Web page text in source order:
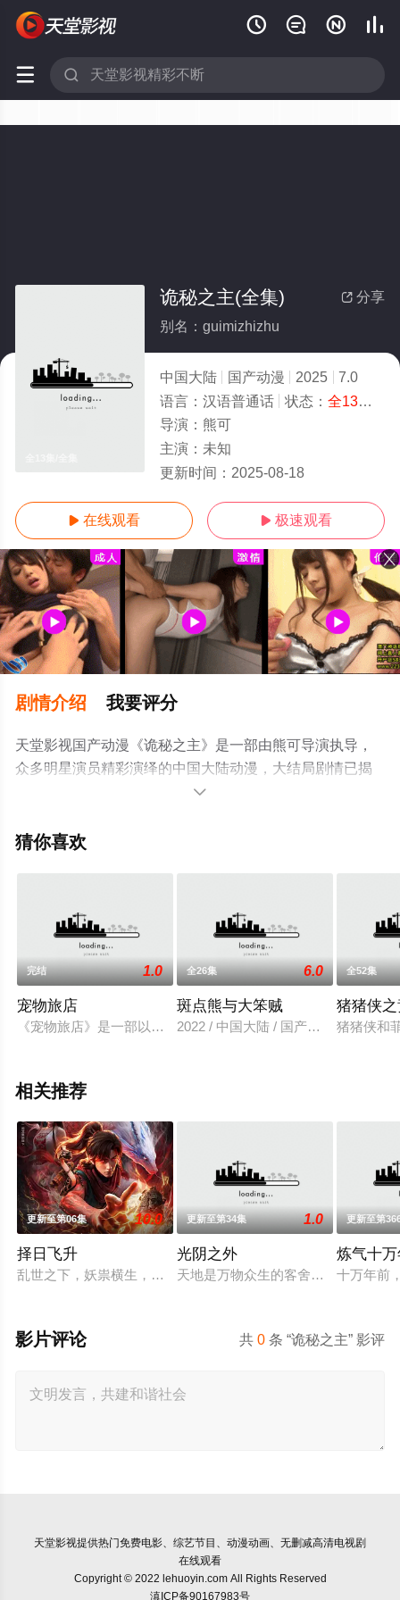
   
 
 分享
诡秘之主(全集)
别名：guimizhizhu
中国大陆 国产动漫 2025
7.0
语言： 汉语普通话 状态： 全13集
导演： 熊可
主演： 未知
更新时间： 2025-08-18
 在线观看  极速观看
剧情介绍 我要评分
天堂影视国产动漫《诡秘之主》是一部由熊可导演执导，
众多明星演员精彩演绎的中国大陆动漫，大结局剧情已揭
晓（全13集），手机免费观看高清未删减完整版动漫全集
猫或剧情网等平台了解。

猜你喜欢
完结 1.0
宠物旅店
《宠物旅店》是一部以动物为主角的欢乐动画情景剧。在小小
全26集 6.0
斑点熊与大笨贼
2022 / 中国大陆 / 国产动漫
全52集
猪猪侠
猪猪侠和
相关推荐
更新至第06集 10.0
择日飞升
乱世之下，妖祟横生，奸佞当道。又值幽界入侵，人、幽两界
更新至第34集 1.0
光阴之外
天地是万物众生的客舍，光阴是古往
更新至第
炼气十
十万年前
共0 条 “诡秘之主” 影评
影片评论
天堂影视提供热门免费电影、综艺节目、动漫动画、无删减高清电视剧
在线观看
Copyright © 2022 lehuoyin.com All Rights Reserved
滇ICP备90167983号